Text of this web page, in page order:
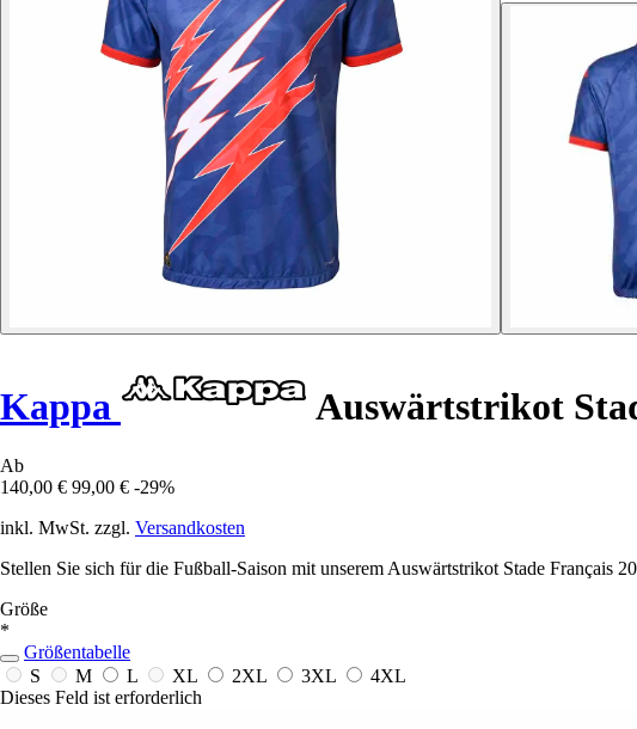
Kappa Auswärtstrikot
Ab
140,00 € 99,00 € -29%
inkl. MwSt. zzgl. Versandkosten
Stellen Sie sich für die Fußball-Saison mit unserem Auswärtstrikot Stade Français
Größe
*
Größentabelle
S
M L XL 2XL 3XL
4XL
Dieses Feld ist erforderlich